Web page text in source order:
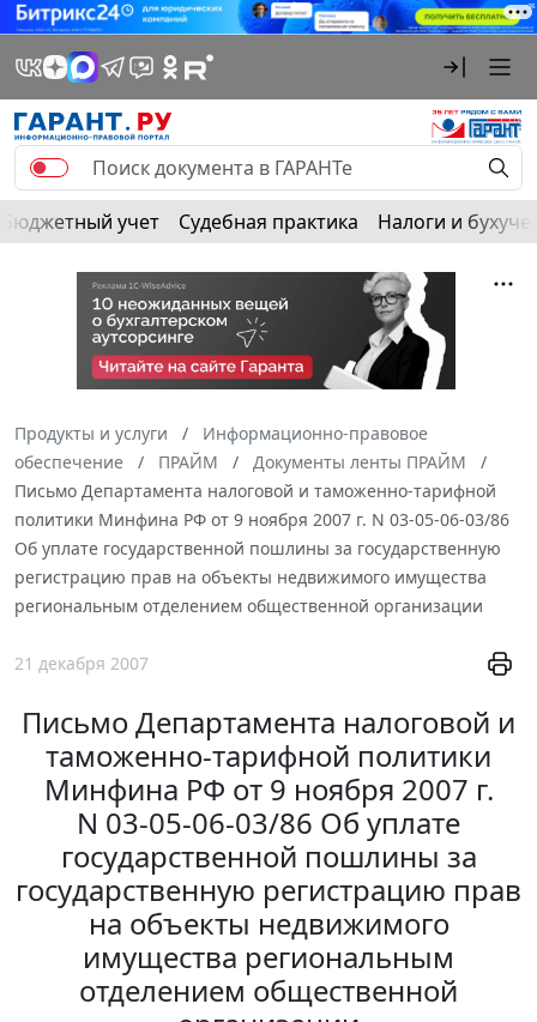
Бюджетный учет Судебная практика Налоги и
Продукты и услуги
Информационно-правовое
обеспечение
ПРАЙМ
Документы ленты ПРАЙМ
Письмо Департамента налоговой и таможенно-тарифной
политики Минфина РФ от 9 ноября 2007 г. N 03-05-06-03/86
Об уплате государственной пошлины за государственную
регистрацию прав на объекты недвижимого имущества
региональным отделением общественной организации
21 декабря 2007
Письмо Департамента налоговой и
таможенно-тарифной политики
Минфина РФ от 9 ноября 2007 г.
N 03-05-06-03/86 Об уплате
государственной пошлины за
государственную регистрацию прав
на объекты недвижимого
имущества региональным
отделением общественной